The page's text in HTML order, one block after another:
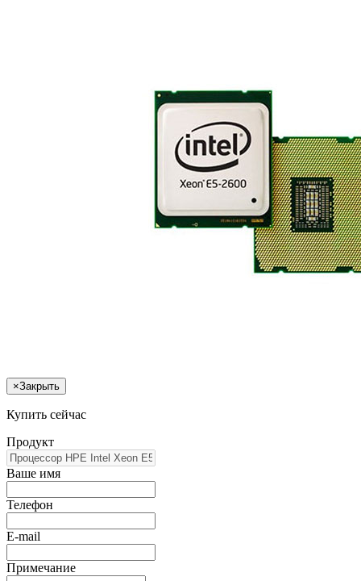
×Закрыть
Купить сейчас
Продукт
Ваше имя
Телефон
E-mail
Примечание